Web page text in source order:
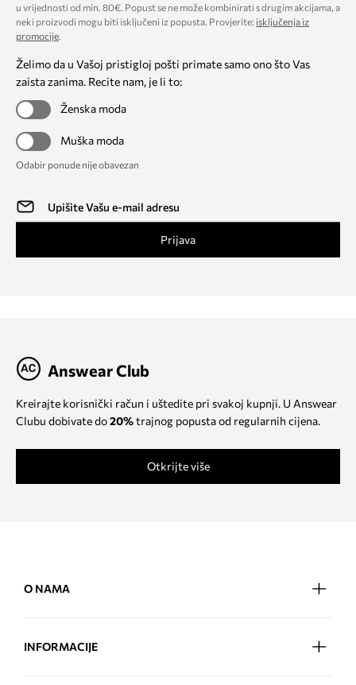
u vrijednosti od min. 80€. Popust se ne može kombinirati s drugim akcijama, a
neki proizvodi mogu biti isključeni iz popusta. Provjerite: isključenja iz
promocije.
Želimo da u Vašoj pristigloj pošti primate samo ono što Vas
zaista zanima. Recite nam, je li to:
Ženska moda
Muška moda
Odabir ponude nije obavezan
Prijava
Answear Club
Kreirajte korisnički račun i uštedite pri svakoj kupnji. U Answear
Clubu dobivate do20%trajnog popusta od regularnih cijena.
Otkrijte više
O NAMA
INFORMACIJE